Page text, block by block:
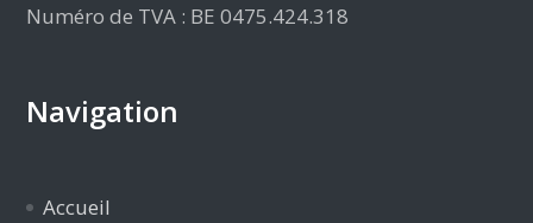
Numéro de TVA : BE 0475.424.318
Navigation
Accueil